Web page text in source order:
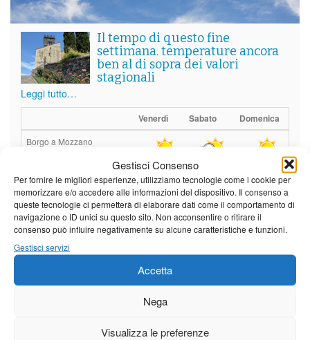
Gestisci Consenso
Per fornire le migliori esperienze, utilizziamo tecnologie come i cookie per
memorizzare e/o accedere alle informazioni del dispositivo. Il consenso a
queste tecnologie ci permetterà di elaborare dati come il comportamento di
navigazione o ID unici su questo sito. Non acconsentire o ritirare il
consenso può influire negativamente su alcune caratteristiche e funzioni.
Gestisci servizi
Accetta
Nega
Visualizza le preferenze
Il tempo di questo fine
settimana. temperature ancora
ben al di sopra dei valori
stagionali
Leggi tutto…
Venerdì Sabato Domenica
Borgo a Mozzano
24°C|37°C 21°C
Barga
24°C|34°C 21°C|34°C 22°C|
Castelnuovo Garfagnana
Previsioni a cura di: